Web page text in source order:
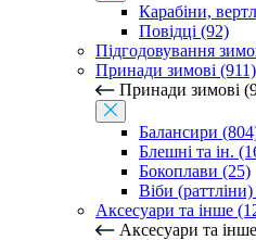
Карабіни,
Повідці (92)
Підгодовування
Принади зимові (911)
Принади зимові
Балансири
Блешні та ін.
Бокоплави (25)
Віби
Аксесуари та інше
Аксесуари та